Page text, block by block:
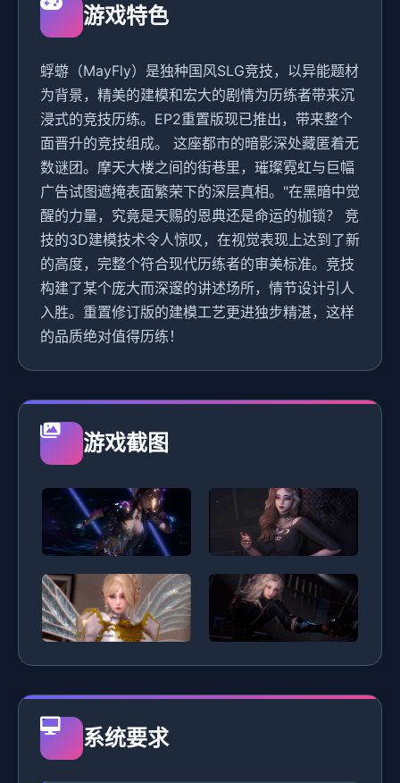
游戏特色
蜉蝣（MayFly）是独种国风SLG竞技，以异能题材
为背景，精美的建模和宏大的剧情为历练者带来沉
浸式的竞技历练。EP2重置版现已推出，带来整个
面晋升的竞技组成。 这座都市的暗影深处藏匿着无
数谜团。摩天大楼之间的街巷里，璀璨霓虹与巨幅
广告试图遮掩表面繁荣下的深层真相。"在黑暗中觉
醒的力量，究竟是天赐的恩典还是命运的枷锁？ 竞
技的3D建模技术令人惊叹，在视觉表现上达到了新
的高度，完整个符合现代历练者的审美标准。竞技
构建了某个庞大而深邃的讲述场所，情节设计引人
入胜。重置修订版的建模工艺更进独步精湛，这样
的品质绝对值得历练！
游戏截图
系统要求